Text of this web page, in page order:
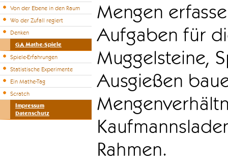
Von der Ebene in den Raum
Wo der Zufall regiert
Denken
GA Mathe-Spiele
Spiele-Erfahrungen
Statistische Experimente
Ein Mathe-Tag
Scratch
Impressum
Datenschutz
Mengen
Aufgaben für
Muggelsteine,
Ausgießen
Rahmen.